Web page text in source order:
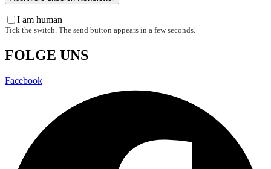
I am human
Tick the switch. The send button appears in a few seconds.
FOLGE UNS
Facebook